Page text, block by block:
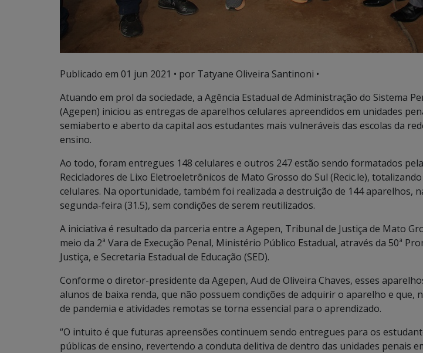
Publicado em 01 jun 2021 • por Tatyane Oliveira Santinoni •
Atuando em prol da sociedade, a Agência Estadual de Administração do Sistema
(Agepen) iniciou as entregas de aparelhos celulares apreendidos em unidades
semiaberto e aberto da capital aos estudantes mais vulneráveis das escolas da
ensino.
Ao todo, foram entregues 148 celulares e outros 247 estão sendo formatados
Recicladores de Lixo Eletroeletrônicos de Mato Grosso do Sul (Recic.le),
celulares. Na oportunidade, também foi realizada a destruição de 144 aparelhos,
segunda-feira (31.5), sem condições de serem reutilizados.
A iniciativa é resultado da parceria entre a Agepen, Tribunal de Justiça de Mato
meio da 2ª Vara de Execução Penal, Ministério Público Estadual, através da 50ª
Justiça, e Secretaria Estadual de Educação (SED).
Conforme o diretor-presidente da Agepen, Aud de Oliveira Chaves, esses
alunos de baixa renda, que não possuem condições de adquirir o aparelho e que,
de pandemia e atividades remotas se torna essencial para o aprendizado.
“O intuito é que futuras apreensões continuem sendo entregues para os
públicas de ensino, revertendo a conduta delitiva de dentro das unidades penais